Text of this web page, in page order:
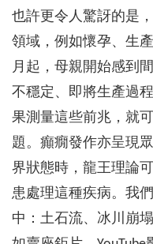
也許更令人驚訝的是
領域，例如懷孕、生
月起，母親開始感到
不穩定、即將生產過
果測量這些前兆，就
題。癲癇發作亦呈現
界狀態時，龍王理論
患處理這種疾病。我
中：土石流、冰川崩